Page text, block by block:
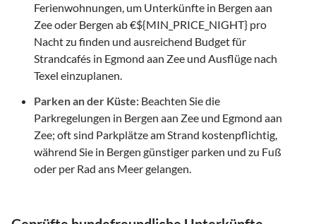
Ferienwohnungen, um Unterkünfte in Bergen aan
Zee oder Bergen ab €${MIN_PRICE_NIGHT} pro
Nacht zu finden und ausreichend Budget für
Strandcafés in Egmond aan Zee und Ausflüge nach
Texel einzuplanen.
Parken an der Küste: Beachten Sie die
Parkregelungen in Bergen aan Zee und Egmond aan
Zee; oft sind Parkplätze am Strand kostenpflichtig,
während Sie in Bergen günstiger parken und zu Fuß
oder per Rad ans Meer gelangen.